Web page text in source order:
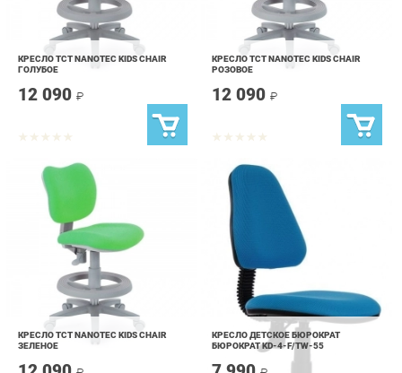
КРЕСЛО TCT NANOTEC KIDS CHAIR
12 090₽
КРЕСЛО TCT NANOTEC KIDS CHAIR
12 090₽
КРЕСЛО TCT NANOTEC KIDS CHAIR
12 090₽
КРЕСЛО ДЕТСКОЕ БЮРОКРАТ
БЮРОКРАТ KD-4-F/TW-55
7 990₽